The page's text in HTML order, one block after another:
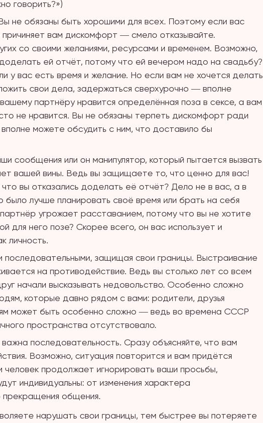
говорить?»)
не обязаны быть хорошими для всех. Поэтому если вас
вам дискомфорт ― смело отказывайте.
со своими желаниями, ресурсами и временем. Возможно,
ей отчёт, потому что ей вечером надо на свадьбу?
у вас есть время и желание. Но если вам не хочется делать
свои дела, задержаться сверхурочно ― вполне
партнёру нравится определённая поза в сексе, а вам
не нравится. Вы не обязаны терпеть дискомфорт ради
можете обсудить с ним, что доставило бы
сообщения или он манипулятор, который пытается вызвать
вашей вины. Ведь вы защищаете то, что ценно для вас!
вы отказались доделать её отчёт? Дело не в вас, а в
было лучше планировать своё время или брать на себя
угрожает расставанием, потому что вы не хотите
для него позе? Скорее всего, он вас использует и
личность.
последовательными, защищая свои границы. Выстраивание
на противодействие. Ведь вы столько лет со всем
начали высказывать недовольство. Особенно сложно
которые давно рядом с вами: родители, друзья
может быть особенно сложно ― ведь во времена СССР
пространства отсутствовало.
последовательность. Сразу объясняйте, что вам
Возможно, ситуация повторится и вам придётся
человек продолжает игнорировать ваши просьбы,
индивидуальны: от изменения характера
прекращения общения.
нарушать свои границы, тем быстрее вы потеряете